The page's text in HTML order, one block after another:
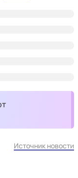
Источник новости